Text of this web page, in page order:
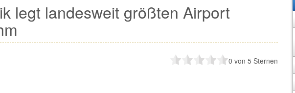
legt landesweit größten Airport
0 von 5 Sternen